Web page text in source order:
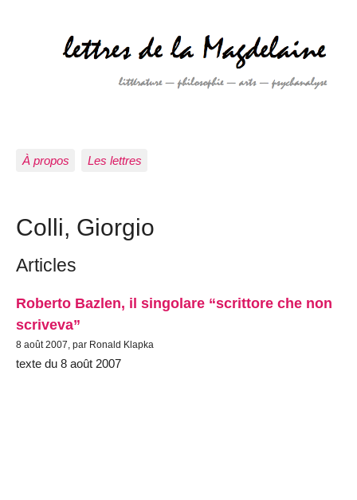
À propos Les lettres
Colli, Giorgio
Articles
Roberto Bazlen, il singolare “scrittore che non
scriveva”
8 août 2007, par Ronald Klapka
texte du 8 août 2007